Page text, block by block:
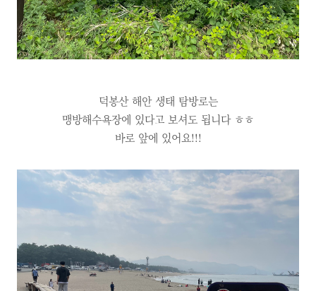
덕봉산 해안 생태 탐방로는
맹방해수욕장에 있다고 보셔도 됩니다 ㅎㅎ
바로 앞에 있어요!!!